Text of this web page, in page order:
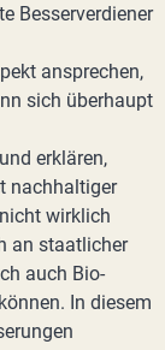
Besserverdiener
ansprechen,
sich überhaupt
erklären,
nachhaltiger
wirklich
an staatlicher
auch Bio-
In diesem